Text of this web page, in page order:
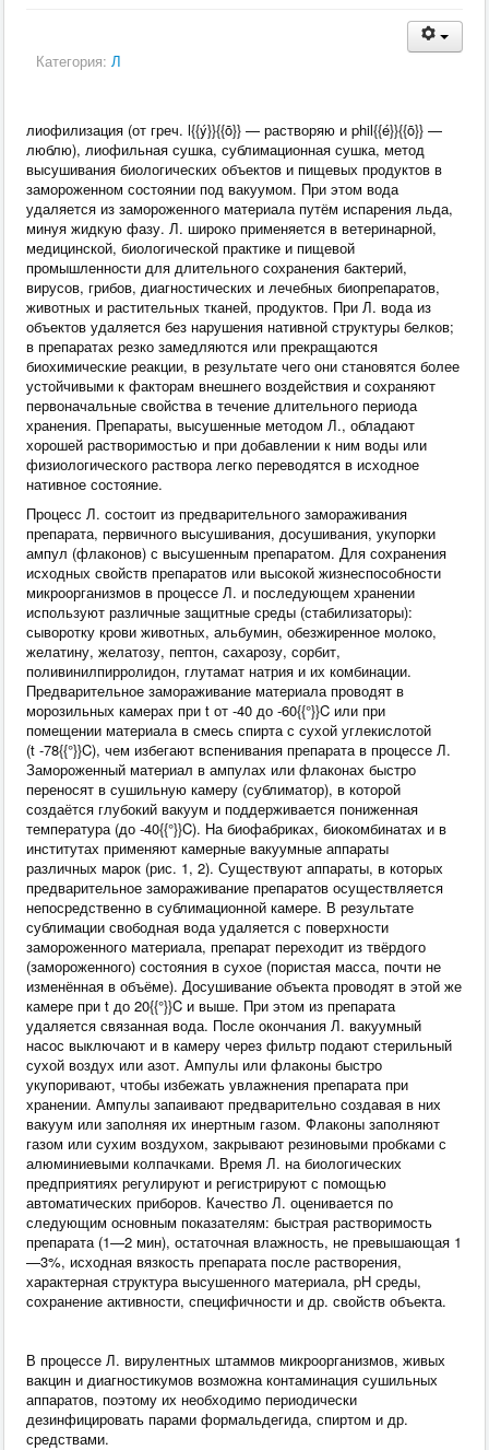
Категория: Л
лиофилизация (от греч. l{{ý}}{{ō}} — растворяю и phil{{é}}{{ō}} —
люблю), лиофильная сушка, сублимационная сушка, метод
высушивания биологических объектов и пищевых продуктов в
замороженном состоянии под вакуумом. При этом вода
удаляется из замороженного материала путём испарения льда,
минуя жидкую фазу. Л. широко применяется в ветеринарной,
медицинской, биологической практике и пищевой
промышленности для длительного сохранения бактерий,
вирусов, грибов, диагностических и лечебных биопрепаратов,
животных и растительных тканей, продуктов. При Л. вода из
объектов удаляется без нарушения нативной структуры белков;
в препаратах резко замедляются или прекращаются
биохимические реакции, в результате чего они становятся более
устойчивыми к факторам внешнего воздействия и сохраняют
первоначальные свойства в течение длительного периода
хранения. Препараты, высушенные методом Л., обладают
хорошей растворимостью и при добавлении к ним воды или
физиологического раствора легко переводятся в исходное
нативное состояние.
Процесс Л. состоит из предварительного замораживания
препарата, первичного высушивания, досушивания, укупорки
ампул (флаконов) с высушенным препаратом. Для сохранения
исходных свойств препаратов или высокой жизнеспособности
микроорганизмов в процессе Л. и последующем хранении
используют различные защитные среды (стабилизаторы):
сыворотку крови животных, альбумин, обезжиренное молоко,
желатину, желатозу, пептон, сахарозу, сорбит,
поливинилпирролидон, глутамат натрия и их комбинации.
Предварительное замораживание материала проводят в
морозильных камерах при t от ‑40 до ‑60{{°}}C или при
помещении материала в смесь спирта с сухой углекислотой
(t ‑78{{°}}C), чем избегают вспенивания препарата в процессе Л.
Замороженный материал в ампулах или флаконах быстро
переносят в сушильную камеру (сублиматор), в которой
создаётся глубокий вакуум и поддерживается пониженная
температура (до ‑40{{°}}C). На биофабриках, биокомбинатах и в
институтах применяют камерные вакуумные аппараты
различных марок (рис. 1, 2). Существуют аппараты, в которых
предварительное замораживание препаратов осуществляется
непосредственно в сублимационной камере. В результате
сублимации свободная вода удаляется с поверхности
замороженного материала, препарат переходит из твёрдого
(замороженного) состояния в сухое (пористая масса, почти не
изменённая в объёме). Досушивание объекта проводят в этой же
камере при t до 20{{°}}C и выше. При этом из препарата
удаляется связанная вода. После окончания Л. вакуумный
насос выключают и в камеру через фильтр подают стерильный
сухой воздух или азот. Ампулы или флаконы быстро
укупоривают, чтобы избежать увлажнения препарата при
хранении. Ампулы запаивают предварительно создавая в них
вакуум или заполняя их инертным газом. Флаконы заполняют
газом или сухим воздухом, закрывают резиновыми пробками с
алюминиевыми колпачками. Время Л. на биологических
предприятиях регулируют и регистрируют с помощью
автоматических приборов. Качество Л. оценивается по
следующим основным показателям: быстрая растворимость
препарата (1—2 мин), остаточная влажность, не превышающая 1
—3%, исходная вязкость препарата после растворения,
характерная структура высушенного материала, pH среды,
сохранение активности, специфичности и др. свойств объекта.
В процессе Л. вирулентных штаммов микроорганизмов, живых
вакцин и диагностикумов возможна контаминация сушильных
аппаратов, поэтому их необходимо периодически
дезинфицировать парами формальдегида, спиртом и др.
средствами.